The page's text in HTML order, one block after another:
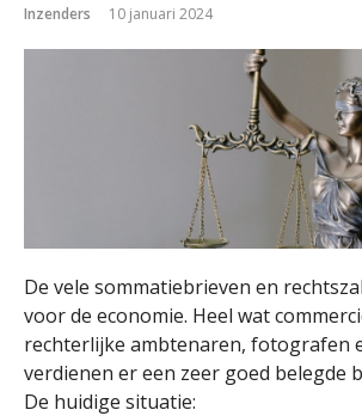
Inzenders 10 januari 2024
De vele sommatiebrieven en
voor de economie. Heel wat
rechterlijke ambtenaren, fotografen
verdienen er een zeer goed belegde
De huidige situatie: